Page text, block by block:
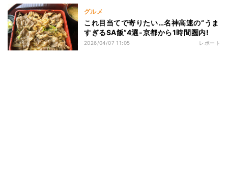
グルメ
これ目当てで寄りたい…名神高速の“うま
すぎるSA飯”4選‐京都から1時間圏内!
2026/04/07 11:05 レポート